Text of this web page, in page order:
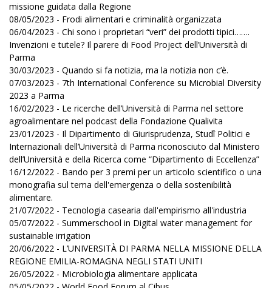
missione guidata dalla Regione
08/05/2023 - Frodi alimentari e criminalità organizzata
06/04/2023 - Chi sono i proprietari “veri” dei prodotti tipici…….
Invenzioni e tutele? Il parere di Food Project dell’Università di
Parma
30/03/2023 - Quando si fa notizia, ma la notizia non c’è.
07/03/2023 - 7th International Conference su Microbial Diversity
2023 a Parma
16/02/2023 - Le ricerche dell’Università di Parma nel settore
agroalimentare nel podcast della Fondazione Qualivita
23/01/2023 - Il Dipartimento di Giurisprudenza, Studî Politici e
Internazionali dell’Università di Parma riconosciuto dal Ministero
dell’Università e della Ricerca come “Dipartimento di Eccellenza”
16/12/2022 - Bando per 3 premi per un articolo scientifico o una
monografia sul tema dell'emergenza o della sostenibilità
alimentare.
21/07/2022 - Tecnologia casearia dall'empirismo all'industria
05/07/2022 - Summerschool in Digital water management for
sustainable irrigation
20/06/2022 - L’UNIVERSITÀ DI PARMA NELLA MISSIONE DELLA
REGIONE EMILIA-ROMAGNA NEGLI STATI UNITI
26/05/2022 - Microbiologia alimentare applicata